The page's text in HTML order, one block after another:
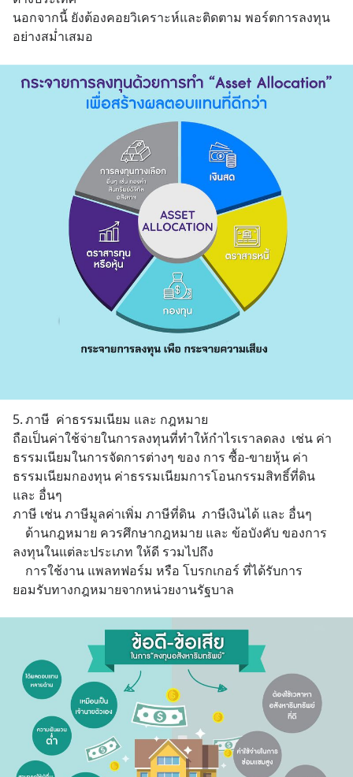
นอกจากนี้ ยังต้องคอยวิเคราะห์และติดตาม พอร์ตการลงทุน
อย่างสม่ำเสมอ
5.	ภาษี  ค่าธรรมเนียม และ กฎหมาย
ถือเป็นค่าใช้จ่ายในการลงทุนที่ทำให้กำไรเราลดลง  เช่น ค่า
ธรรมเนียมในการจัดการต่างๆ ของ การ ซื้อ-ขายหุ้น ค่า
ธรรมเนียมกองทุน ค่าธรรมเนียมการโอนกรรมสิทธิ์ที่ดิน
และ อื่นๆ
ภาษี เช่น ภาษีมูลค่าเพิ่ม ภาษีที่ดิน  ภาษีเงินได้ และ อื่นๆ
ลงทุนในแต่ละประเภท ให้ดี รวมไปถึง
ยอมรับทางกฎหมายจากหน่วยงานรัฐบาล